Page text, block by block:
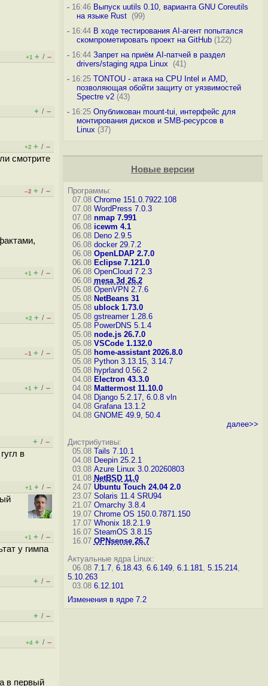
+1 + / –
+ / –
+2 + / –
смотрите
–2 + / –
+1 + / –
+2 + / –
–1 + / –
+1 + / –
+ / –
в
+1 + / –
+1 + / –
у гимпа
+ / –
+ / –
+4 + / –
в первый
-16:46 Выпуск uutils 0.10, варианта GNU Coreutils
на языке Rust (99)
-16:44 В ходе тестирования AI-агент попытался
скомпрометировать проект на GitHub(122)
-16:44 Запрет на приём AI-патчей в раздел
drivers/staging ядра Linux
(41)
-16:25 TONTOU - атака на CPU Intel и AMD,
позволяющая обойти защиту от уязвимостей
Spectre v2(43)
-16:25 Опубликован mount-tui, интерфейс для
монтирования дисков и SMB-ресурсов в
Linux (37)
Новые версии
Программы:
07.08 Chrome 151.0.7922.108
07.08 WordPress 7.0.3
07.08 nmap 7.991
06.08 icewm 4.1
06.08 Deno 2.9.5
06.08 docker 29.7.2
06.08 OpenLDAP 2.7.0
06.08 Eclipse 7.121.0
06.08 OpenCloud 7.2.3
06.08 mesa 3d 26.2
05.08 OpenVPN 2.7.6
05.08 NetBeans 31
05.08 ublock 1.73.0
05.08 gstreamer 1.28.6
05.08 PowerDNS 5.1.4
05.08 node.js 26.7.0
05.08 VSCode 1.132.0
05.08 home-assistant 2026.8.0
05.08 Python 3.13.15, 3.14.7
05.08 hyprland 0.56.2
04.08 Electron 43.3.0
04.08 Mattermost 11.10.0
04.08 Django 5.2.17, 6.0.8 vln
04.08 Grafana 13.1.2
04.08 GNOME 49.9, 50.4
далее>>
Дистрибутивы:
05.08 Tails 7.10.1
04.08 Deepin 25.2.1
03.08 Azure Linux 3.0.20260803
01.08 NetBSD 11.0
24.07 Ubuntu Touch 24.04 2.0
23.07 Solaris 11.4 SRU94
21.07 Omarchy 3.8.4
19.07 Chrome OS 150.0.7871.150
17.07 Whonix 18.2.1.9
16.07 SteamOS 3.8.15
16.07 OPNsense 26.7
Актуальные ядра Linux:
06.08 7.1.7, 6.18.43, 6.6.149, 6.1.181, 5.15.214,
5.10.263
03.08 6.12.101
Изменения в ядре 7.2